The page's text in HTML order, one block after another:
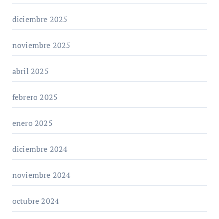
diciembre 2025
noviembre 2025
abril 2025
febrero 2025
enero 2025
diciembre 2024
noviembre 2024
octubre 2024